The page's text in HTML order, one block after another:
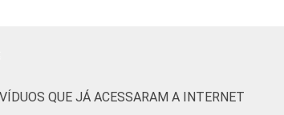
42 77
QUE JÁ ACESSARAM A INTERNET